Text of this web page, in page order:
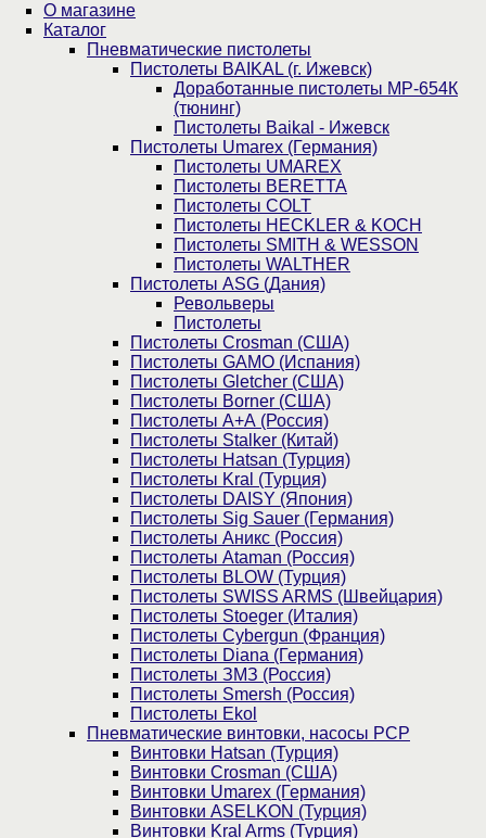
О магазине
Каталог
Пнев­ма­ти­чес­кие пистолеты
Пистолеты BAIKAL (г. Ижевск)
Доработанные пистолеты МР-654К
(тюнинг)
Пистолеты Baikal - Ижевск
Пистолеты Umarex (Германия)
Пистолеты UMAREX
Пистолеты BERETTA
Пистолеты COLT
Пистолеты HECKLER & KOCH
Пистолеты SMITH & WESSON
Пистолеты WALTHER
Пистолеты ASG (Дания)
Револьверы
Пистолеты
Пистолеты Crosman (США)
Пистолеты GAMO (Испания)
Пистолеты Gletcher (США)
Пистолеты Borner (США)
Пистолеты А+А (Россия)
Пистолеты Stalker (Китай)
Пистолеты Hatsan (Турция)
Пистолеты Kral (Турция)
Пистолеты DAISY (Япония)
Пистолеты Sig Sauer (Германия)
Пистолеты Аникс (Россия)
Пистолеты Ataman (Россия)
Пистолеты BLOW (Турция)
Пистолеты SWISS ARMS (Швейцария)
Пистолеты Stoeger (Италия)
Пистолеты Cybergun (Франция)
Пистолеты Diana (Германия)
Пистолеты ЗМЗ (Россия)
Пистолеты Smersh (Россия)
Пистолеты Ekol
Пневматические винтовки, насосы PCP
Винтовки Hatsan (Турция)
Винтовки Crosman (США)
Винтовки Umarex (Германия)
Винтовки ASELKON (Турция)
Винтовки Kral Arms (Турция)